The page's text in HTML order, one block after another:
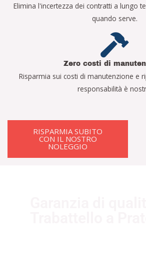
Elimina l'incertezza dei contratti a lungo
quando serve.
Zero costi di
Risparmia sui costi di manutenzione e
responsabilità è
RISPARMIA SUBITO
CON IL NOSTRO
NOLEGGIO